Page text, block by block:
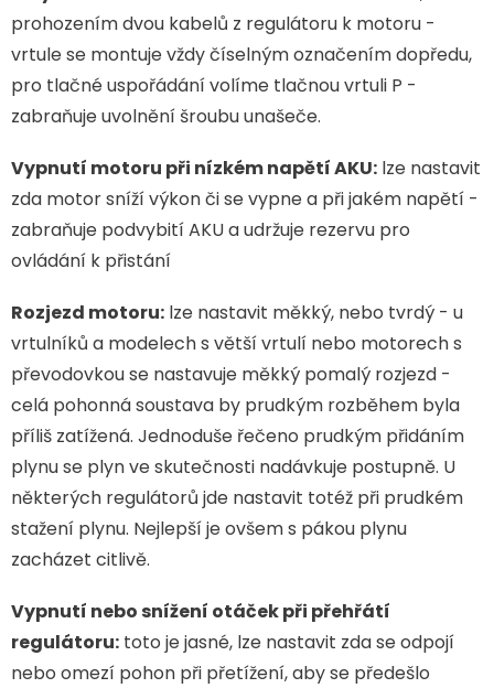
prohozením dvou kabelů z regulátoru k motoru -
vrtule se montuje vždy číselným označením dopředu,
pro tlačné uspořádání volíme tlačnou vrtuli P -
zabraňuje uvolnění šroubu unašeče.
Vypnutí motoru při nízkém napětí AKU: lze nastavit
zda motor sníží výkon či se vypne a při jakém napětí -
zabraňuje podvybití AKU a udržuje rezervu pro
ovládání k přistání
Rozjezd motoru: lze nastavit měkký, nebo tvrdý - u
vrtulníků a modelech s větší vrtulí nebo motorech s
převodovkou se nastavuje měkký pomalý rozjezd -
celá pohonná soustava by prudkým rozběhem byla
příliš zatížená. Jednoduše řečeno prudkým přidáním
plynu se plyn ve skutečnosti nadávkuje postupně. U
některých regulátorů jde nastavit totéž při prudkém
stažení plynu. Nejlepší je ovšem s pákou plynu
zacházet citlivě.
Vypnutí nebo snížení otáček při přehřátí
regulátoru: toto je jasné, lze nastavit zda se odpojí
nebo omezí pohon při přetížení, aby se předešlo